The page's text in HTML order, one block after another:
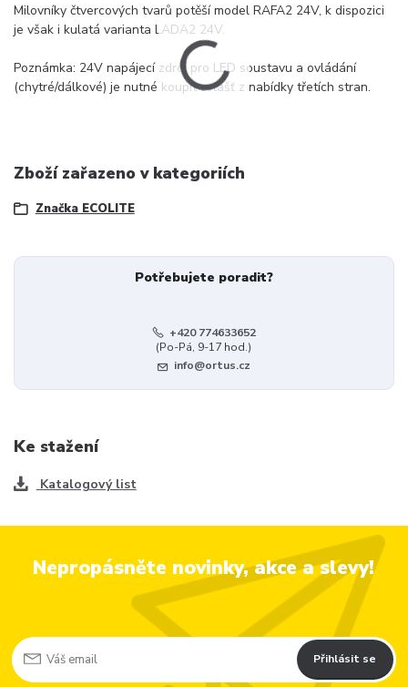
Milovníky čtvercových tvarů potěší model RAFA2 24V, k dispozici
je však i kulatá varianta LADA2 24V.
Poznámka: 24V napájecí zdroj pro LED soustavu a ovládání
(chytré/dálkové) je nutné koupit zvlášť z nabídky třetích stran.
Zboží zařazeno v kategoriích
Značka ECOLITE
Potřebujete poradit?
+420 774633652
(Po-Pá, 9-17 hod.)
info@ortus.cz
Ke stažení
Katalogový list
Nepropásněte novinky, akce a slevy!
Přihlásit se